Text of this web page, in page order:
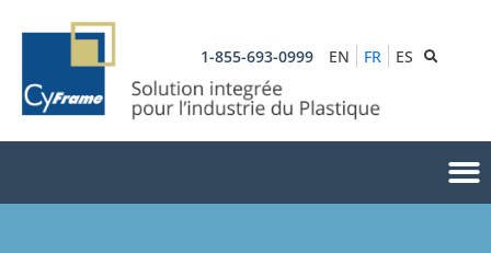
1-855-693-0999 EN FR ES